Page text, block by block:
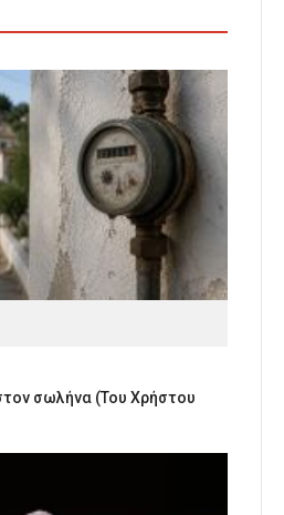
σωλήνα (Του Χρήστου